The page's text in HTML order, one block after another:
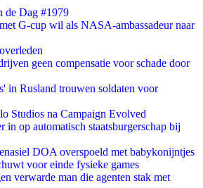
de Dag #1979
G-cup wil als NASA-ambassadeur naar
geen compensatie voor schade door
in Rusland trouwen soldaten voor
Studios na Campaign Evolved
in op automatisch staatsburgerschap bij
DOA overspoeld met babykonijntjes
voor einde fysieke games
verwarde man die agenten stak met